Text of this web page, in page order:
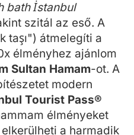
bath İstanbul
szitál az eső. A
taşı") átmelegíti a
élményhez ajánlom
Sultan Hamam-ot. A
modern
Tourist Pass®
élményeket
a harmadik